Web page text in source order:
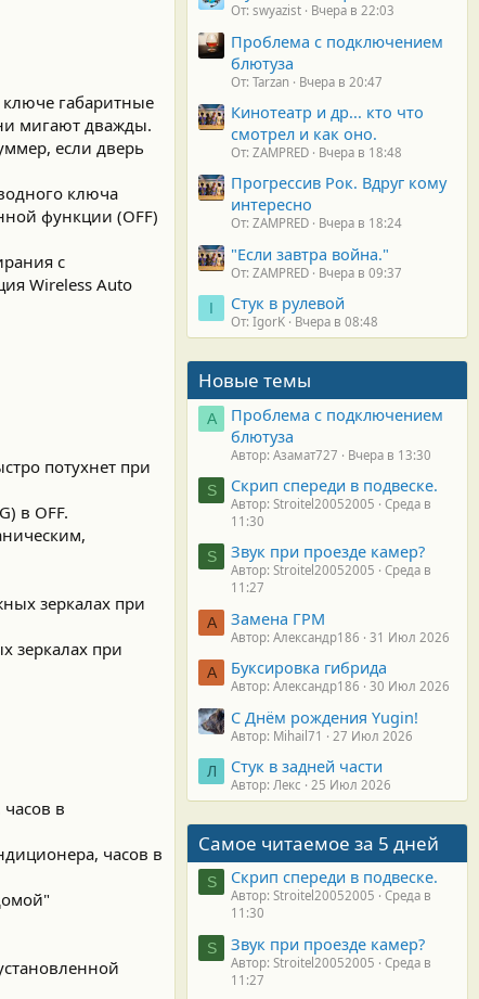
габаритные
мигают дважды.
если дверь
ключа
функции (OFF)
с
Wireless Auto
потухнет при
в OFF.
зеркалах при
зеркалах при
в
часов в
От: swyazist Вчера в 22:03
Проблема с подключением
блютуза
От: Tarzan Вчера в 20:47
Кинотеатр и др... кто что
смотрел и как оно.
От: ZAMPRED Вчера в 18:48
Прогрессив Рок. Вдруг кому
интересно
От: ZAMPRED Вчера в 18:24
"Если завтра война."
От: ZAMPRED Вчера в 09:37
I Стук в рулевой
От: IgorK Вчера в 08:48
Новые темы
А
Проблема с подключением
блютуза
Автор: Азамат727 Вчера в 13:30
S Скрип спереди в подвеске.
Автор: Stroitel20052005
Среда в
11:30
S Звук при проезде камер?
Автор: Stroitel20052005
Среда в
11:27
А Замена ГРМ
Автор: Александр186 31 Июл 2026
А Буксировка гибрида
Автор: Александр186 30 Июл 2026
С Днём рождения Yugin!
Автор: Mihail71 27 Июл 2026
Л Стук в задней части
Автор: Лекс 25 Июл 2026
Самое читаемое за 5 дней
S Скрип спереди в подвеске.
Автор: Stroitel20052005
Среда в
11:30
S Звук при проезде камер?
Автор: Stroitel20052005
Среда в
11:27